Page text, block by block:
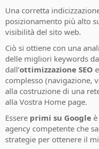
Una corretta
posizionamento più alto
visibilità del sito web.
Ciò si ottiene con una
delle migliori keywords
dall’ottimizzazione SEO
complesso (navigazione,
alla costruzione di una
alla Vostra Home page.
Essere primi su Google
agency competente che
strategie per ottenere il